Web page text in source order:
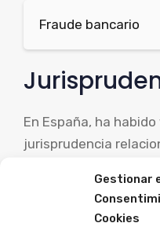
Gestionar
Cookies
Fraude bancario
En España, ha
jurisprudencia
dictaminó que un
derechos de un